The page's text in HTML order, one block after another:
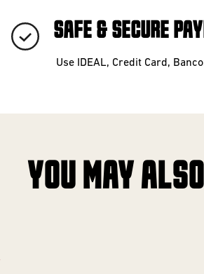
SAFE & SECURE
Use IDEAL, Credit Card,
YOU MAY